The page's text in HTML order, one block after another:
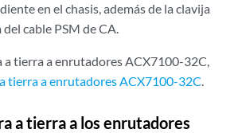
en el chasis, además de la clavija
cable PSM de CA.
a tierra a enrutadores ACX7100-32C,
tierra a enrutadores ACX7100-32C.
a tierra a los enrutadores